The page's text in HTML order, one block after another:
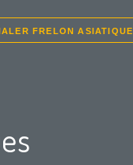
FRELON ASIATIQUE